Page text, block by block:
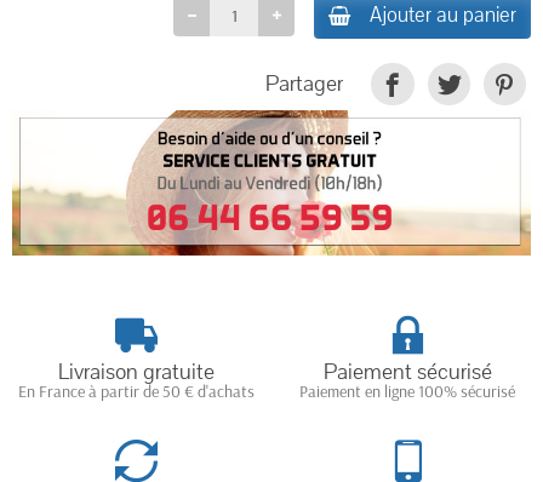
Ajouter au panier
Partager
Livraison gratuite
En France à partir de 50 € d'achats
Paiement sécurisé
Paiement en ligne 100% sécurisé